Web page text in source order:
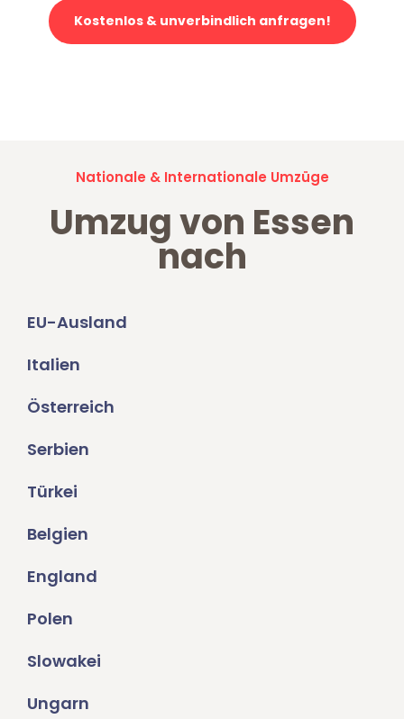
Kostenlos & unverbindlich anfragen!
Nationale & Internationale Umzüge
Umzug von Essen
nach
EU-Ausland
Italien
Österreich
Serbien
Türkei
Belgien
England
Polen
Slowakei
Ungarn